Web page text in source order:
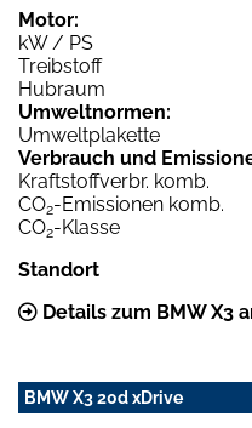
Motor:
kW / PS
Treibstoff
Hubraum
Umweltnormen:
Umweltplakette
Verbrauch und
Kraftstoffverbr. komb.
CO2-Emissionen komb.
CO2-Klasse
Standort
Details zum BMW X3
BMW X3 20d xDrive